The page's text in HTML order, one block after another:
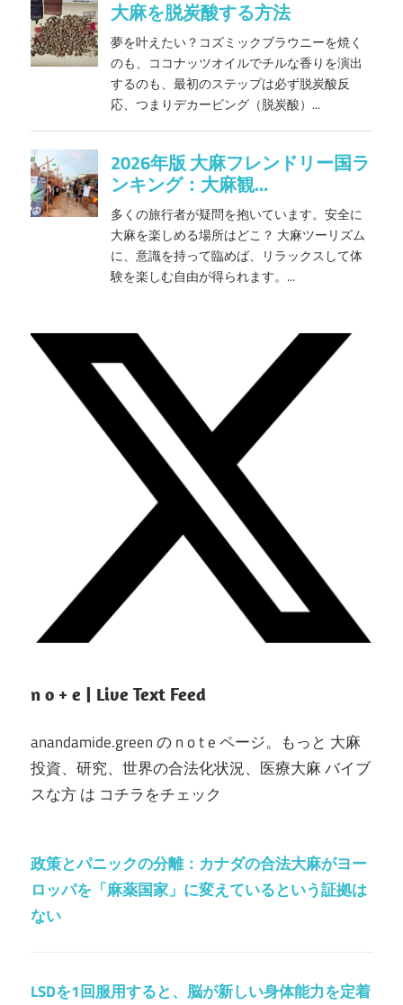
n o + e | Live Text Feed
anandamide.green の n o t e ページ。もっと 大麻
投資、研究、世界の合法化状況、医療大麻 バイブ
スな方 は コチラをチェック
政策とパニックの分離：カナダの合法大麻がヨー
ロッパを「麻薬国家」に変えているという証拠は
ない
LSDを1回服用すると、脳が新しい身体能力を定着